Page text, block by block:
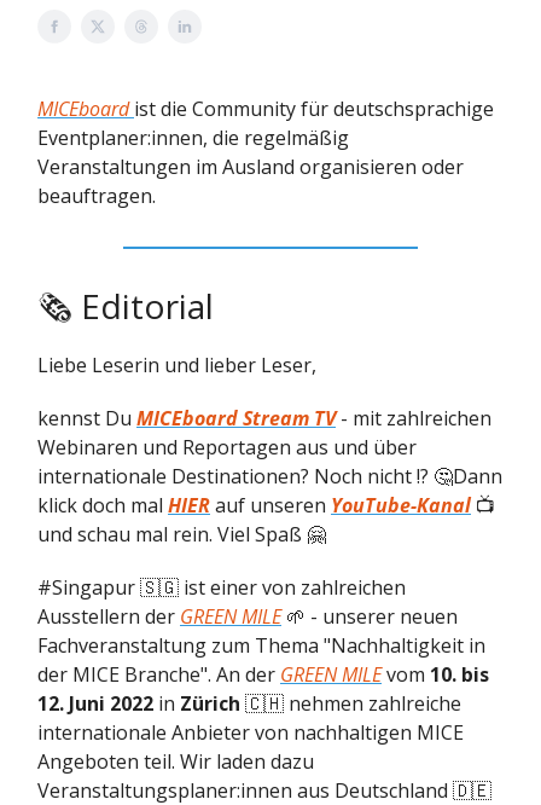
MICEboard ist die Community für deutschsprachige
Eventplaner:innen, die regelmäßig
Veranstaltungen im Ausland organisieren oder
beauftragen.
🗞 Editorial
Liebe Leserin und lieber Leser,
kennst Du MICEboard Stream TV- mit zahlreichen
Webinaren und Reportagen aus und über
internationale Destinationen? Noch nicht !? 🤔Dann
klick doch mal HIERauf unseren YouTube-Kanal📺
und schau mal rein. Viel Spaß 🤗
#Singapur 🇸🇬 ist einer von zahlreichen
Ausstellern der GREEN MILE🌱 - unserer neuen
Fachveranstaltung zum Thema "Nachhaltigkeit in
der MICE Branche". An der GREEN MILEvom 10. bis
12. Juni 2022 in Zürich 🇨🇭 nehmen zahlreiche
internationale Anbieter von nachhaltigen MICE
Angeboten teil. Wir laden dazu
Veranstaltungsplaner:innen aus Deutschland 🇩🇪